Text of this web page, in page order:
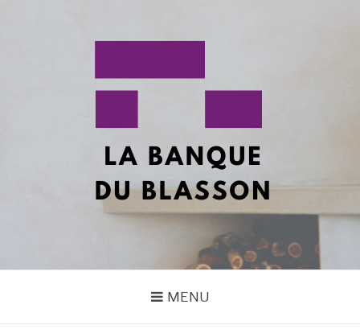
LA BANQUE DU
BLASON2
Tous vos sujets en décoration !
MENU